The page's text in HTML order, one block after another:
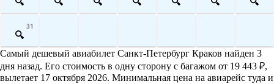
31
Самый дешевый авиабилет Санкт-Петербург Краков найден 3
дня назад. Его стоимость в одну сторону с багажом от 19 443 ₽,
вылетает 17 октября 2026. Минимальная цена на авиарейс туда и